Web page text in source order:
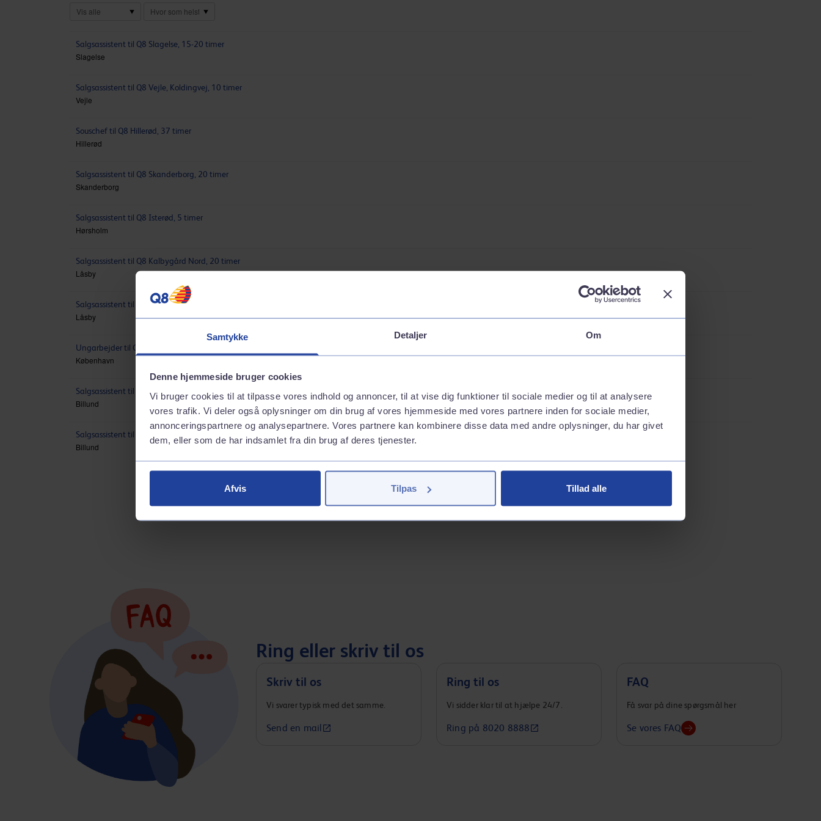
Samtykke Detaljer Om
Denne hjemmeside bruger cookies
Vi bruger cookies til at tilpasse vores indhold og annoncer, til at vise dig funktioner til sociale medier og til at analysere
vores trafik. Vi deler også oplysninger om din brug af vores hjemmeside med vores partnere inden for sociale medier,
annonceringspartnere og analysepartnere. Vores partnere kan kombinere disse data med andre oplysninger, du har givet
dem, eller som de har indsamlet fra din brug af deres tjenester.
Afvis Tilpas Tillad alle
Ring eller skriv til os
Skriv til os
Vi svarer typisk med det samme.
Send en mail
Ring til os
Vi sidder klar til at hjælpe 24/7.
Ring på 8020 8888
FAQ
Få svar på dine spørgsmål her
Se vores FAQ